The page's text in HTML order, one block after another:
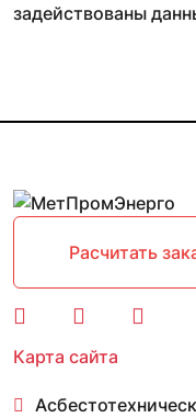
задействованы
Расчитать
Карта сайта